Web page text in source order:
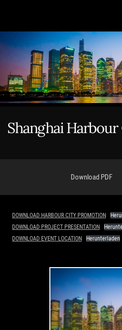
Shanghai
Download PDF
DOWNLOAD HARBOUR CITY PROMOTION
DOWNLOAD PROJECT PRESENTATION
DOWNLOAD EVENT LOCATION
Herunterladen